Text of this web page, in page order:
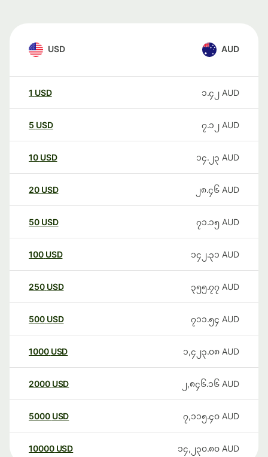
USD AUD
1 USD ၁.၄၂ AUD
5 USD ၇.၁၂ AUD
10 USD ၁၄.၂၃ AUD
20 USD ၂၈.၄၆ AUD
50 USD ၇၁.၁၅ AUD
100 USD ၁၄၂.၃၁ AUD
250 USD ၃၅၅.၇၇ AUD
500 USD ၇၁၁.၅၄ AUD
1000 USD ၁,၄၂၃.၀၈ AUD
2000 USD ၂,၈၄၆.၁၆ AUD
5000 USD ၇,၁၁၅.၄၀ AUD
10000 USD ၁၄,၂၃၀.၈၀ AUD